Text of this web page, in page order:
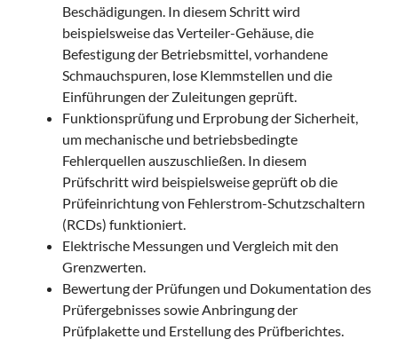
Beschädigungen. In diesem Schritt wird
beispielsweise das Verteiler-Gehäuse, die
Befestigung der Betriebsmittel, vorhandene
Schmauchspuren, lose Klemmstellen und die
Einführungen der Zuleitungen geprüft.
Funktionsprüfung und Erprobung der Sicherheit,
um mechanische und betriebsbedingte
Fehlerquellen auszuschließen. In diesem
Prüfschritt wird beispielsweise geprüft ob die
Prüfeinrichtung von Fehlerstrom-Schutzschaltern
(RCDs) funktioniert.
Elektrische Messungen und Vergleich mit den
Grenzwerten.
Bewertung der Prüfungen und Dokumentation des
Prüfergebnisses sowie Anbringung der
Prüfplakette und Erstellung des Prüfberichtes.